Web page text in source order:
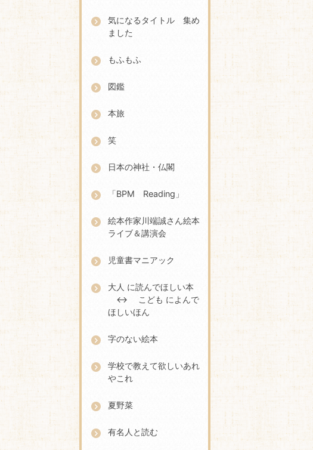
気になるタイトル 集め
ました
もふもふ
図鑑
本旅
笑
日本の神社・仏閣
「BPM Reading」
絵本作家川端誠さん絵本
ライブ＆講演会
児童書マニアック
大人 に読んでほしい本
↔ こども によんで
ほしいほん
字のない絵本
学校で教えて欲しいあれ
やこれ
夏野菜
有名人と読む